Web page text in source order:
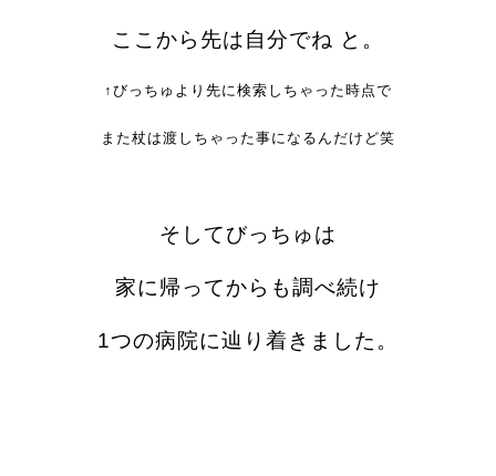
ここから先は自分でね と。
↑びっちゅより先に検索しちゃった時点で
また杖は渡しちゃった事になるんだけど笑
そしてびっちゅは
家に帰ってからも調べ続け
1つの病院に辿り着きました。